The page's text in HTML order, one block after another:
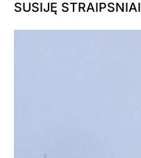
SUSIJĘ STRAIPSNIAI